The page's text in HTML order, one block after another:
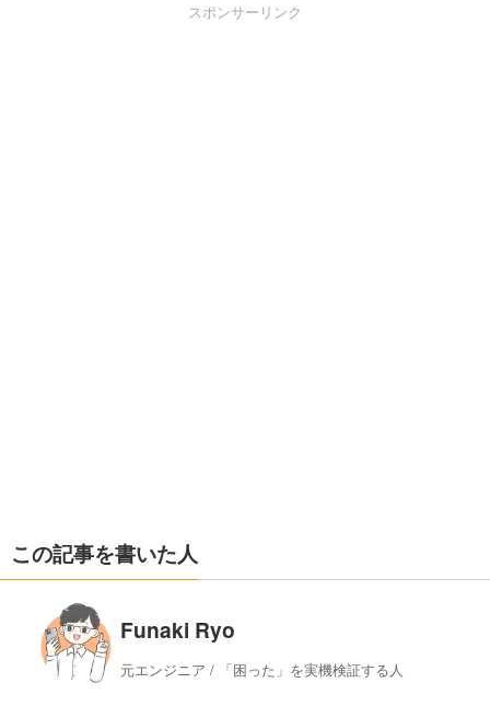
スポンサーリンク
この記事を書いた人
Funaki Ryo
元エンジニア / 「困った」を実機検証する人